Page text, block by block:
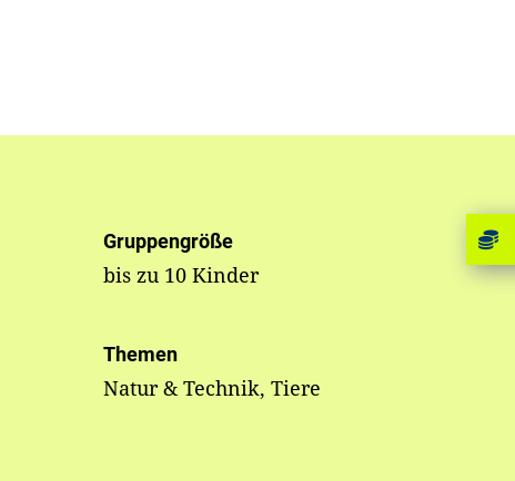
Gruppengröße
bis zu 10 Kinder
Themen
Natur & Technik, Tiere